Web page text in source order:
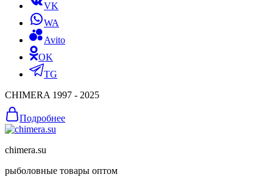
VK
WA
Avito
OK
TG
CHIMERA 1997 - 2025
Подробнее
chimera.su
рыболовные товары оптом